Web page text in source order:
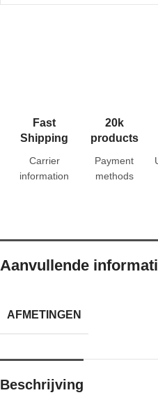
Fast
Shipping
Carrier
information
20k
products
Payment
methods
Aanvullende
AFMETINGEN
Beschrijving